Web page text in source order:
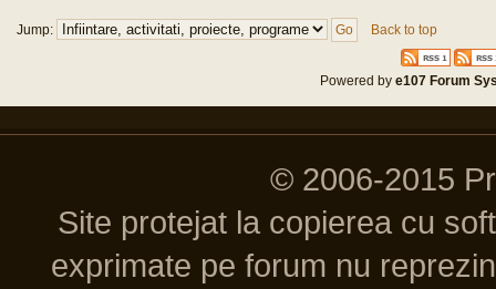
Jump: Back to top
Powered bye107 Forum
© 2006-2015
Site protejat la copierea cu
exprimate pe forum nu